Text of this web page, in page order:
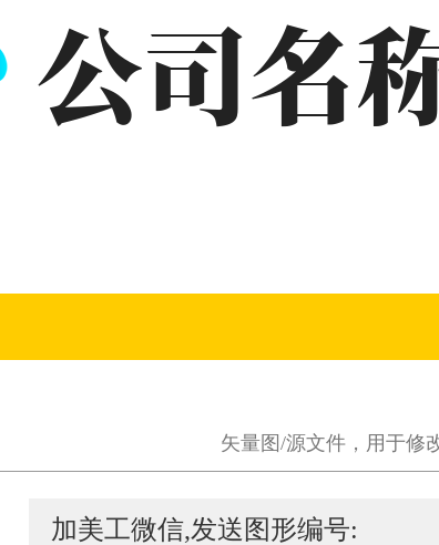
矢量图/源文件，用于修
加美工微信,发送图形编号: